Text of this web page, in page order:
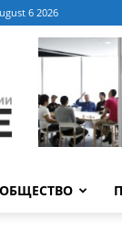
6 2026
ОБЩЕСТВО